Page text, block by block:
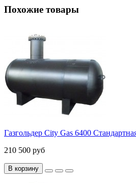
Похожие товары
Газгольдер City Gas 6400
210 500 руб
В корзину